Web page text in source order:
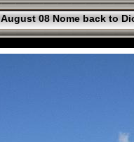
August 08 Nome back to